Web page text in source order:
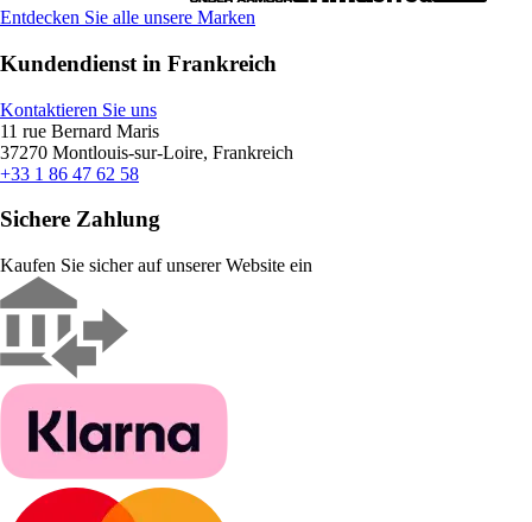
Entdecken Sie alle unsere Marken
Kundendienst in Frankreich
Kontaktieren Sie uns
11 rue Bernard Maris
37270 Montlouis-sur-Loire, Frankreich
+33 1 86 47 62 58
Sichere Zahlung
Kaufen Sie sicher auf unserer Website ein